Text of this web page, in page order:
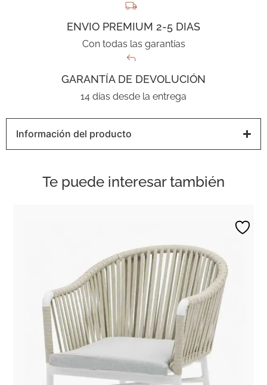
ENVIO PREMIUM 2-5 DIAS
Con todas las garantías
GARANTÍA DE DEVOLUCIÓN
14 días desde la entrega
Información del producto
Te puede interesar también